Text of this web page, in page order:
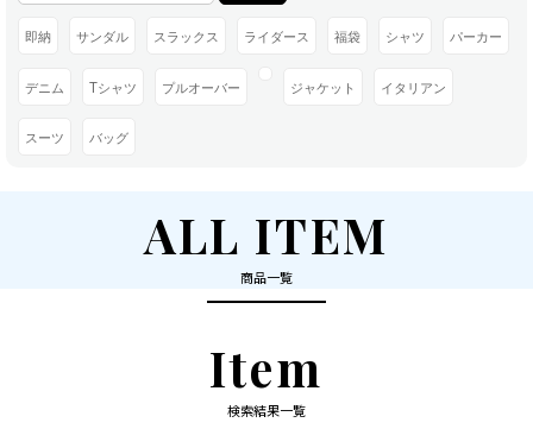
即納 サンダル スラックス ライダース 福袋 シャツ パーカー
デニム Tシャツ プルオーバー ジャケット イタリアン
スーツ バッグ
ALL ITEM
商品一覧
Item
検索結果一覧